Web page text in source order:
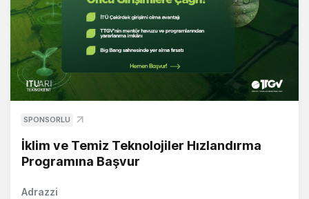
SPONSORLU
İklim ve Temiz Teknolojiler Hızlandırma
Programına Başvur
Adrazzi